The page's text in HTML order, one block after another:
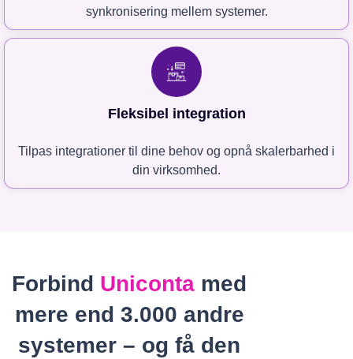
synkronisering mellem systemer.
Fleksibel integration
Tilpas integrationer til dine behov og opnå skalerbarhed i
din virksomhed.
Forbind Uniconta med
mere end 3.000 andre
systemer – og få den